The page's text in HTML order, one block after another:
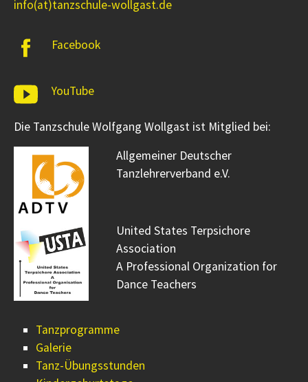
info(at)tanzschule-wollgast.de
Facebook
YouTube
Die Tanzschule Wolfgang Wollgast ist Mitglied bei:
Allgemeiner Deutscher
Tanzlehrerverband e.V.
United States Terpsichore
Association
A Professional Organization for
Dance Teachers
Tanzprogramme
Galerie
Tanz-Übungsstunden